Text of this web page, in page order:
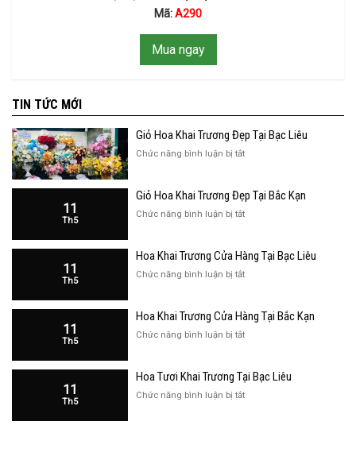
Mã:A290
Mua ngay
TIN TỨC MỚI
Giỏ Hoa Khai Trương Đẹp Tại Bạc Liêu
Chức năng bình luận bị tắtở
Khai
Liêu
11
Th5
Giỏ Hoa Khai Trương Đẹp Tại Bắc Kạn
Chức năng bình luận bị tắtở
Khai
Kạn
11
Th5
Hoa Khai Trương Cửa Hàng Tại Bạc Liêu
Chức năng bình luận bị tắtở
Trương
Liêu
11
Th5
Hoa Khai Trương Cửa Hàng Tại Bắc Kạn
Chức năng bình luận bị tắtở
Trương
11
Th5
Hoa Tươi Khai Trương Tại Bạc Liêu
Chức năng bình luận bị tắtở